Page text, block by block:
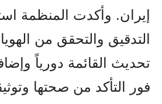
إيران. وأكدت المنظمة
التدقيق والتحقق من
تحديث القائمة دورياً
فور التأكد من صحتها